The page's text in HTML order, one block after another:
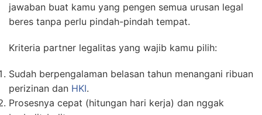
jawaban buat kamu yang pengen semua urusan legal
beres tanpa perlu pindah-pindah tempat.
Kriteria partner legalitas yang wajib kamu pilih:
Sudah berpengalaman belasan tahun menangani ribuan
perizinan dan HKI.
Prosesnya cepat (hitungan hari kerja) dan nggak